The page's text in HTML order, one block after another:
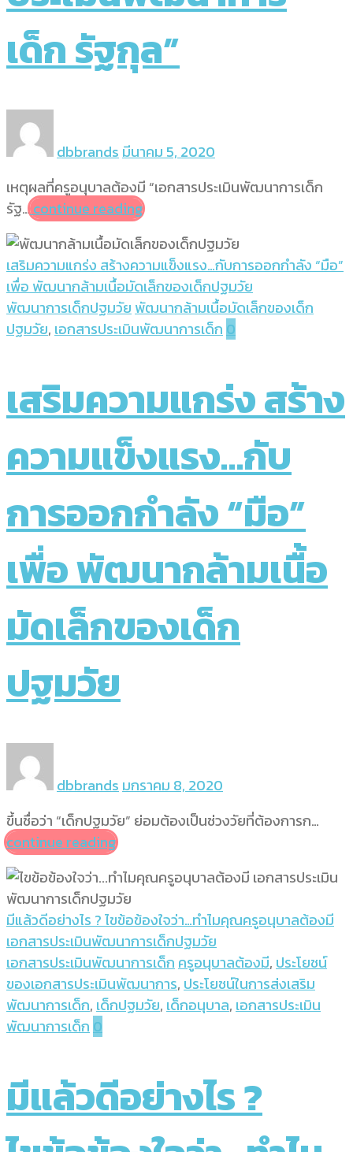
เด็ก รัฐกุล”
dbbrands มีนาคม 5, 2020
เหตุผลที่ครูอนุบาลต้องมี “เอกสารประเมินพัฒนาการเด็ก
รัฐ…continue reading
เสริมความแกร่ง สร้างความแข็งแรง…กับการออกกำลัง “มือ”
เพื่อ พัฒนากล้ามเนื้อมัดเล็กของเด็กปฐมวัย
พัฒนาการเด็กปฐมวัย พัฒนากล้ามเนื้อมัดเล็กของเด็ก
ปฐมวัย, เอกสารประเมินพัฒนาการเด็ก 0
เสริมความแกร่ง สร้าง
ความแข็งแรง…กับ
การออกกำลัง “มือ”
เพื่อ พัฒนากล้ามเนื้อ
มัดเล็กของเด็ก
ปฐมวัย
dbbrands มกราคม 8, 2020
ขึ้นชื่อว่า “เด็กปฐมวัย” ย่อมต้องเป็นช่วงวัยที่ต้องการก…
continue reading
มีแล้วดีอย่างไร ? ไขข้อข้องใจว่า…ทำไมคุณครูอนุบาลต้องมี
เอกสารประเมินพัฒนาการเด็กปฐมวัย
เอกสารประเมินพัฒนาการเด็ก ครูอนุบาลต้องมี, ประโยชน์
ของเอกสารประเมินพัฒนาการ, ประโยชน์ในการส่งเสริม
พัฒนาการเด็ก, เด็กปฐมวัย, เด็กอนุบาล, เอกสารประเมิน
พัฒนาการเด็ก 0
มีแล้วดีอย่างไร ?